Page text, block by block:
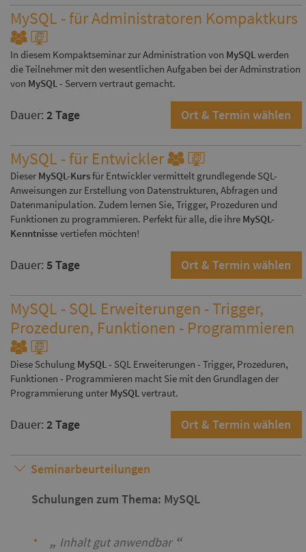
MySQL - für Administratoren Kompaktkurs
In diesem Kompaktseminar zur Administration von MySQLwerden
die Teilnehmer mit den wesentlichen Aufgaben bei der Adminstration
von MySQL- Servern vertraut gemacht.
Dauer: 2 Tage Ort & Termin wählen
MySQL - für Entwickler
Dieser MySQL-Kursfür Entwickler vermittelt grundlegende SQL-
Anweisungen zur Erstellung von Datenstrukturen, Abfragen und
Datenmanipulation. Zudem lernen Sie, Trigger, Prozeduren und
Funktionen zu programmieren. Perfekt für alle, die ihre MySQL-
Kenntnisse vertiefen möchten!
Dauer: 5 Tage Ort & Termin wählen
MySQL - SQL Erweiterungen - Trigger,
Prozeduren, Funktionen - Programmieren
Diese Schulung MySQL- SQL Erweiterungen - Trigger, Prozeduren,
Funktionen - Programmieren macht Sie mit den Grundlagen der
Programmierung unter MySQLvertraut.
Dauer: 2 Tage Ort & Termin wählen
Seminarbeurteilungen
Schulungen zum Thema: MySQL
Inhalt gut anwendbar